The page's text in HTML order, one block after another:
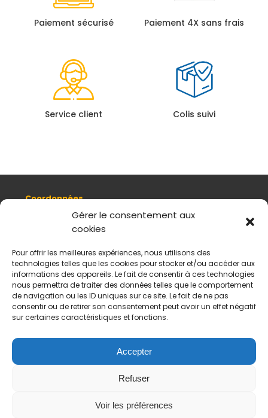
Gérer le consentement aux
cookies
Pour offrir les meilleures expériences, nous utilisons des
technologies telles que les cookies pour stocker et/ou accéder aux
informations des appareils. Le fait de consentir à ces technologies
nous permettra de traiter des données telles que le comportement
de navigation ou les ID uniques sur ce site. Le fait de ne pas
consentir ou de retirer son consentement peut avoir un effet négatif
sur certaines caractéristiques et fonctions.
Accepter
Refuser
Voir les préférences
Paiement sécurisé Paiement 4X sans frais
Service client Colis suivi
Coordonnées
8, quai Romain Rolland 69005 Lyon
+ 33 (0)4 78 42 55 04
Plan d'accès
Mentions légales
Politique de données personnelles
CGV
Horaires d’ouverture
Du mardi au samedi :
Fermé le dimanche et le lundi